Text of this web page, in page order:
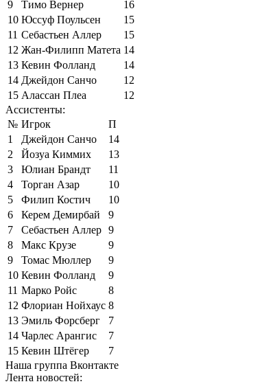
9
Тимо Вернер
16
10 Юссуф Поульсен
15
11 Себастьен Аллер
15
12 Жан-Филипп Матета 14
13 Кевин Фолланд
14
14 Джейдон Санчо
12
15 Алассан Плеа
12
Ассистенты:
№ Игрок
П
1
Джейдон Санчо
14
2
Йозуа Киммих
13
3
Юлиан Брандт
11
4
Торган Азар
10
5
Филип Костич
10
6
Керем Демирбай
9
7
Себастьен Аллер 9
8
Макс Крузе
9
9
Томас Мюллер
9
10 Кевин Фолланд
9
11 Марко Ройс
8
12 Флориан Нойхаус 8
13 Эмиль Форсберг
7
14 Чарлес Арангис
7
15 Кевин Штёгер
7
Наша группа Вконтакте
Лента новостей: